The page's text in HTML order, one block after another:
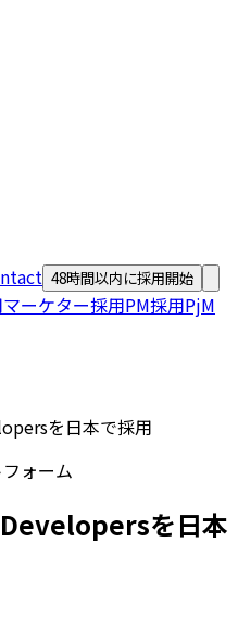
48時間以内に採用開始
マーケター採用PM採用PjM
を日本で採用
ォーム
を日本